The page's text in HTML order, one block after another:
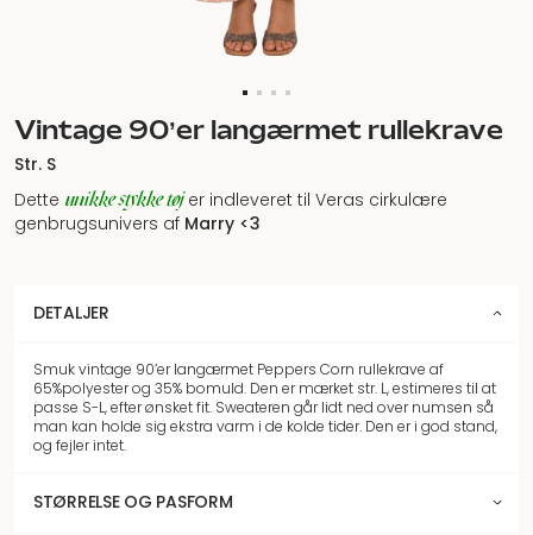
Vintage 90’er langærmet rullekrave
Str. S
Dette unikke stykke tøjer indleveret til Veras cirkulære
genbrugsunivers af Marry <3
DETALJER
Smuk vintage 90’er langærmet Peppers Corn rullekrave af
65%polyester og 35% bomuld. Den er mærket str. L, estimeres til at
passe S-L, efter ønsket fit. Sweateren går lidt ned over numsen så
man kan holde sig ekstra varm i de kolde tider. Den er i god stand,
og fejler intet.
STØRRELSE OG PASFORM